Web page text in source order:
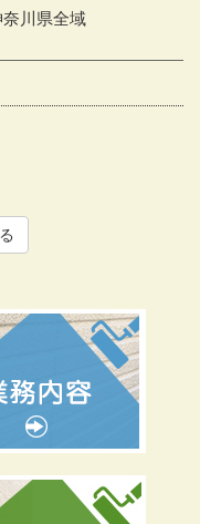
奈川県全域